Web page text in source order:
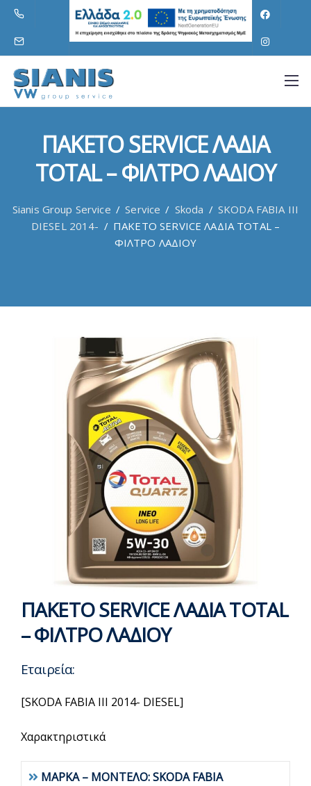
ΠΑΚΕΤΟ SERVICE ΛΑΔΙΑ
TOTAL – ΦΙΛΤΡΟ ΛΑΔΙΟΥ
Sianis Group Service / Service / Skoda / SKODA FABIA III
DIESEL 2014- / ΠΑΚΕΤΟ SERVICE ΛΑΔΙΑ TOTAL –
ΦΙΛΤΡΟ ΛΑΔΙΟΥ
ΠΑΚΕΤΟ SERVICE ΛΑΔΙΑ TOTAL
– ΦΙΛΤΡΟ ΛΑΔΙΟΥ
Εταιρεία:
[SKODA FABIA III 2014- DIESEL]
Χαρακτηριστικά
ΜΑΡΚΑ – ΜΟΝΤΕΛΟ: SKODA FABIA